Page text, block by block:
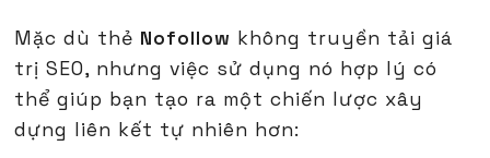
Mặc dù thẻ Nofollow không truyền tải giá
trị SEO, nhưng việc sử dụng nó hợp lý có
thể giúp bạn tạo ra một chiến lược xây
dựng liên kết tự nhiên hơn: